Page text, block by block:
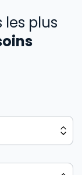
les plus